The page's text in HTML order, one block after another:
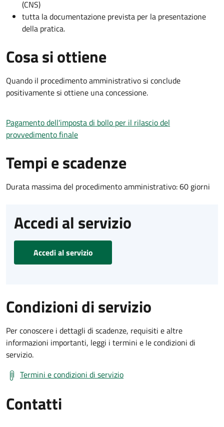
(CNS)
tutta la documentazione prevista per la presentazione
della pratica.
Cosa si ottiene
Quando il procedimento amministrativo si conclude
positivamente si ottiene una concessione.
Pagamento dell'imposta di bollo per il rilascio del
provvedimento finale
Tempi e scadenze
Durata massima del procedimento amministrativo: 60 giorni
Accedi al servizio
Accedi al servizio
Condizioni di servizio
Per conoscere i dettagli di scadenze, requisiti e altre
informazioni importanti, leggi i termini e le condizioni di
servizio.
Termini e condizioni di servizio
Contatti